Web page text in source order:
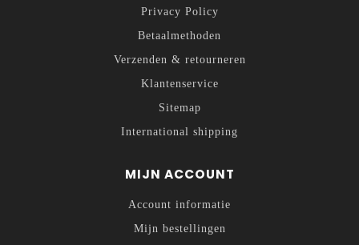
Privacy Policy
Betaalmethoden
Verzenden & retourneren
Klantenservice
Sitemap
International shipping
MIJN ACCOUNT
Account informatie
Mijn bestellingen